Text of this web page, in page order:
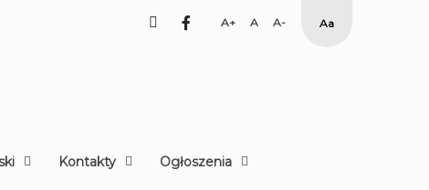
facebook
Set Set
Smaller
High
Kontakty Ogłoszenia